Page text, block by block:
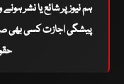
ہم نیوز پر شائع یا نشر
پیشگی اجازت کسی بھی